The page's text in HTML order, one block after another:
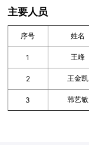
主要人员
序号 姓名
1 王峰
2 王金凯
3 韩艺敏